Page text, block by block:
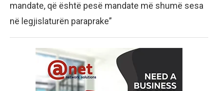
mandate, që është pesë mandate më shumë sesa
në legjislaturën paraprake”